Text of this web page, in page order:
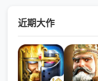
近期大作